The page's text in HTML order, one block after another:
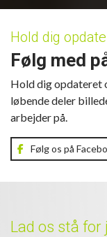
Hold dig
Følg med
Hold dig opdateret
løbende deler
arbejder på.
Følg os på
Lad os stå for